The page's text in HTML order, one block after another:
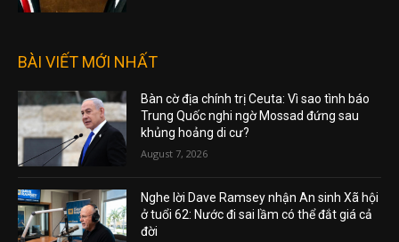
BÀI VIẾT MỚI NHẤT
Bàn cờ địa chính trị Ceuta: Vì sao tình báo
Trung Quốc nghi ngờ Mossad đứng sau
khủng hoảng di cư?
August 7, 2026
Nghe lời Dave Ramsey nhận An sinh Xã hội
ở tuổi 62: Nước đi sai lầm có thể đắt giá cả
đời